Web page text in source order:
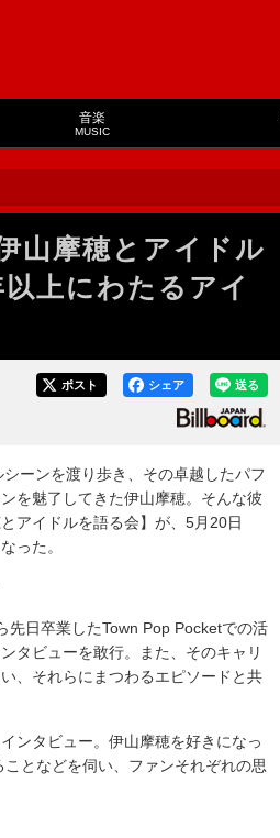
音楽
MUSIC
山摩穂とアイドル
上にわたるアイ
送る
シェア
ポスト
ーンを渡り歩き、その卓越したパフ
を魅了してきた伊山摩穂。そんな彼
アイドルを語る会】が、5月20日
った。
日卒業したTown Pop Pocketでの活
タビューを敢行。また、そのキャリ
、それらにまつわるエピソードと共
ンタビュー。伊山摩穂を好きになっ
となどを伺い、ファンそれぞれの思